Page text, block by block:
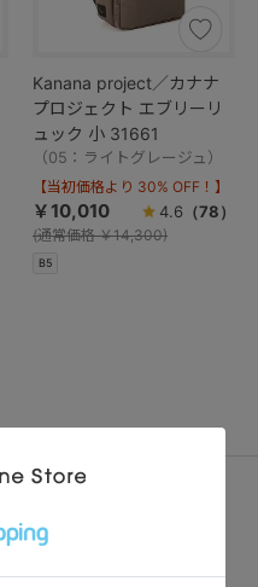
Kanana project／カナナ
プロジェクト エブリーリ
ュック 小 31661
（05：ライトグレージュ）
B5
【当初価格より 30% OFF！】
￥10,010
(通常価格￥14,300)
4.6 （78）